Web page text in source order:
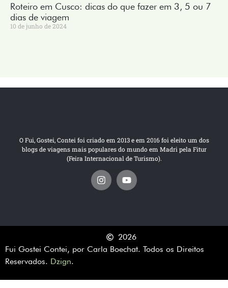
Roteiro em Cusco: dicas do que fazer em 3, 5 ou 7
dias de viagem
10 de junho de 2024
O Fui, Gostei, Contei foi criado em 2013 e em 2016 foi eleito um dos
blogs de viagens mais populares do mundo em Madri pela Fitur
(Feira Internacional de Turismo).
2026
Fui Gostei Contei, por Carla Boechat. Todos os Direitos
Reservados. Dzign.